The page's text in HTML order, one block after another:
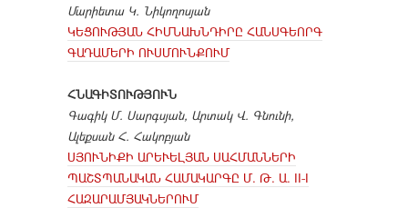
Մարիետա Կ. Նիկողոսյան
ԿԵՑՈՒԹՅԱՆ ՀԻՄՆԱԽՆԴԻՐԸ ՀԱՆՍԳԵՈՐԳ
ԳԱԴԱՄԵՐԻ ՈՒՍՄՈՒՆՔՈՒՄ
ՀՆԱԳԻՏՈՒԹՅՈՒՆ
Գագիկ Մ. Սարգսյան, Արտակ Վ. Գնունի,
Ալեքսան Հ. Հակոբյան
ՍՅՈՒՆԻՔԻ ԱՐԵՒԵԼՅԱՆ ՍԱՀՄԱՆՆԵՐԻ
ՊԱՇՏՊԱՆԱԿԱՆ ՀԱՄԱԿԱՐԳԸ Մ. Թ. Ա. II-I
ՀԱԶԱՐԱՄՅԱԿՆԵՐՈՒՄ